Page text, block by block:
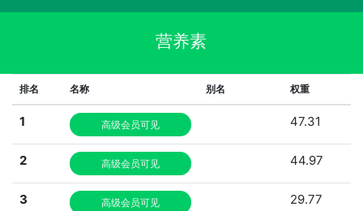
营养素
排名 名称 别名 权重
1 高级会员可见 47.31
2 高级会员可见 44.97
3 高级会员可见 29.77